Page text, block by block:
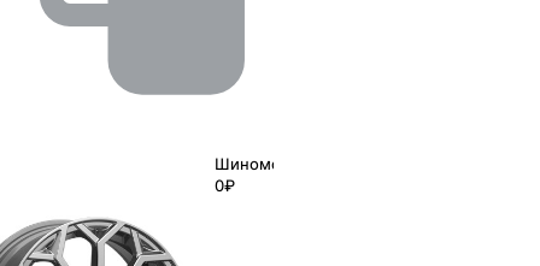
Шиномонтаж
0₽